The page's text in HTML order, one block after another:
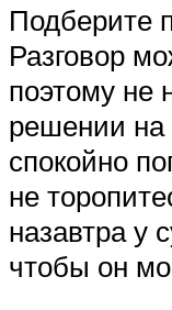
Подберите
Разговор
поэтому не
решении на
спокойно
не
назавтра у
чтобы он